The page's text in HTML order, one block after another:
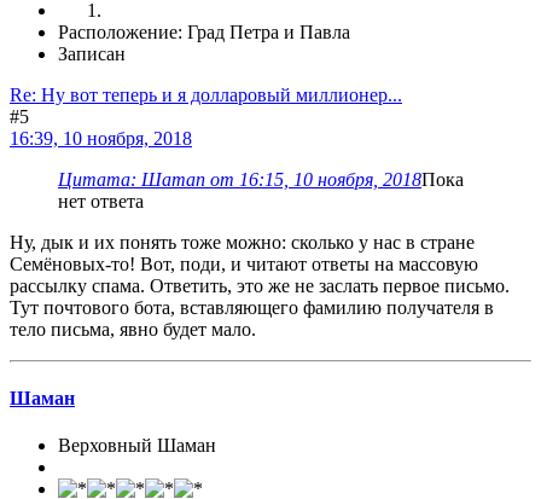
Расположение: Град Петра и Павла
Записан
Re: Ну вот теперь и я долларовый миллионер...
#5
16:39, 10 ноября, 2018
Цитата: Шаman от 16:15, 10 ноября, 2018Пока
нет ответа
Ну, дык и их понять тоже можно: сколько у нас в стране
Семёновых-то! Вот, поди, и читают ответы на массовую
рассылку спама. Ответить, это же не заслать первое письмо.
Тут почтового бота, вставляющего фамилию получателя в
тело письма, явно будет мало.
Шаман
Верховный Шаман